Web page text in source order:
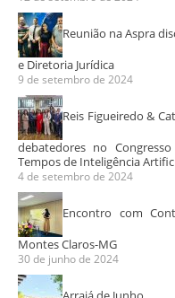
Reunião na Aspra
e Diretoria Jurídica
9 de setembro de 2024
Reis Figueiredo &
debatedores no
Tempos de Inteligência
4 de setembro de 2024
Encontro com
Montes Claros-MG
30 de junho de 2024